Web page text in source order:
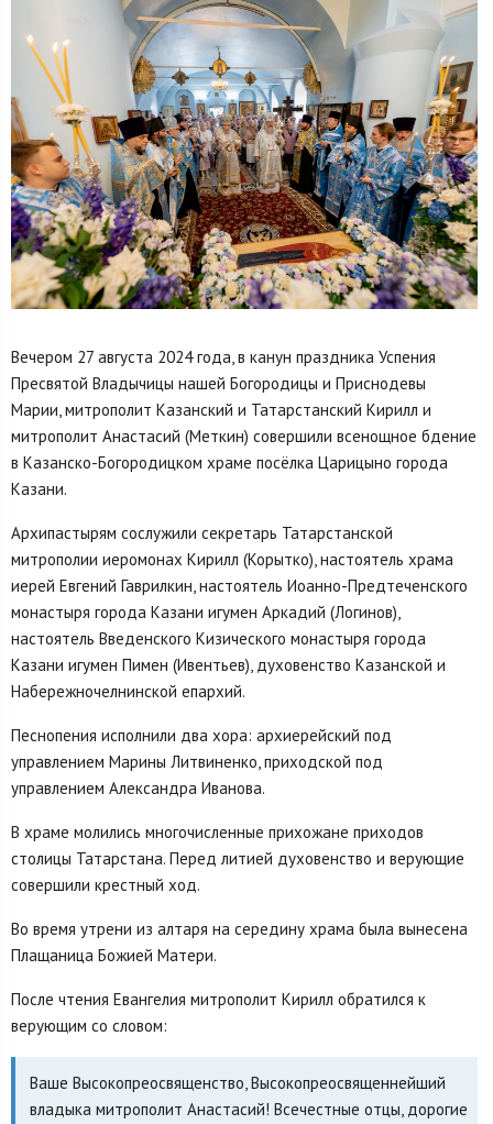
Вечером 27 августа 2024 года, в канун праздника Успения
Пресвятой Владычицы нашей Богородицы и Приснодевы
Марии, митрополит Казанский и Татарстанский Кирилл и
митрополит Анастасий (Меткин) совершили всенощное бдение
в Казанско-Богородицком храме посёлка Царицыно города
Казани.
Архипастырям сослужили секретарь Татарстанской
митрополии иеромонах Кирилл (Корытко), настоятель храма
иерей Евгений Гаврилкин, настоятель Иоанно-Предтеченского
монастыря города Казани игумен Аркадий (Логинов),
настоятель Введенского Кизического монастыря города
Казани игумен Пимен (Ивентьев), духовенство Казанской и
Набережночелнинской епархий.
Песнопения исполнили два хора: архиерейский под
управлением Марины Литвиненко, приходской под
управлением Александра Иванова.
В храме молились многочисленные прихожане приходов
столицы Татарстана. Перед литией духовенство и верующие
совершили крестный ход.
Во время утрени из алтаря на середину храма была вынесена
Плащаница Божией Матери.
После чтения Евангелия митрополит Кирилл обратился к
верующим со словом:
Ваше Высокопреосвященство, Высокопреосвященнейший
владыка митрополит Анастасий! Всечестные отцы, дорогие